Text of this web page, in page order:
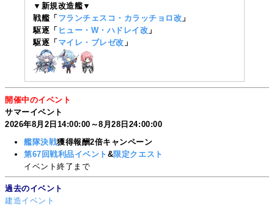
▼新規改造艦▼
戦艦「フランチェスコ・カラッチョロ改 」
駆逐「 ヒュー・W・ハドレイ改 」
駆逐「マイレ・ブレゼ改 」
開催中のイベント
サマーイベント
2026年8月2日14:00:00～8月28日24:00:00
艦隊決戦獲得報酬2倍キャンペーン
第67回戦利品イベント &限定クエスト
イベント終了まで
過去のイベント
建造イベント